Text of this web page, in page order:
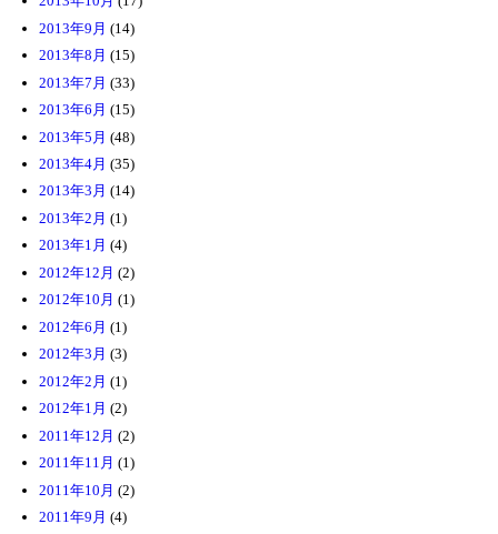
2013年9月 (14)
2013年8月 (15)
2013年7月 (33)
2013年6月 (15)
2013年5月 (48)
2013年4月 (35)
2013年3月 (14)
2013年2月 (1)
2013年1月 (4)
2012年12月 (2)
2012年10月 (1)
2012年6月 (1)
2012年3月 (3)
2012年2月 (1)
2012年1月 (2)
2011年12月 (2)
2011年11月 (1)
2011年10月 (2)
2011年9月 (4)